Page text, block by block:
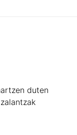
duten